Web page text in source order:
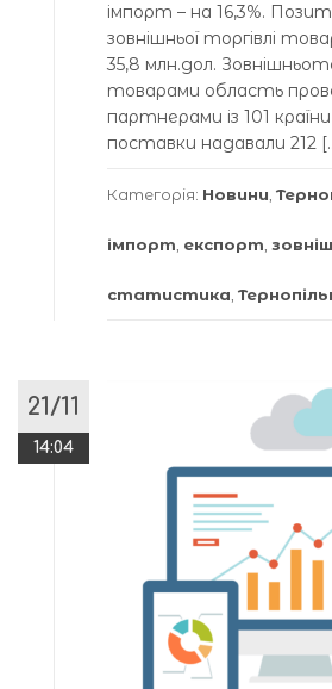
імпорт – на 16,3%.
зовнішньої торгівлі
35,8 млн.дол.
товарами область
партнерами із 101
поставки надавали 212
Категорія: Новини
імпорт експорт
статистика
21/11
14:04